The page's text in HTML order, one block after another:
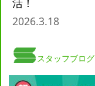
活！
2026.3.18
スタッフブログ